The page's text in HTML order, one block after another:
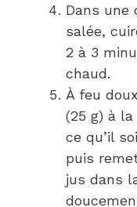
Dans une
salée,
2 à 3
chaud.
À feu
(25 g) à
ce qu’il
puis
jus dans